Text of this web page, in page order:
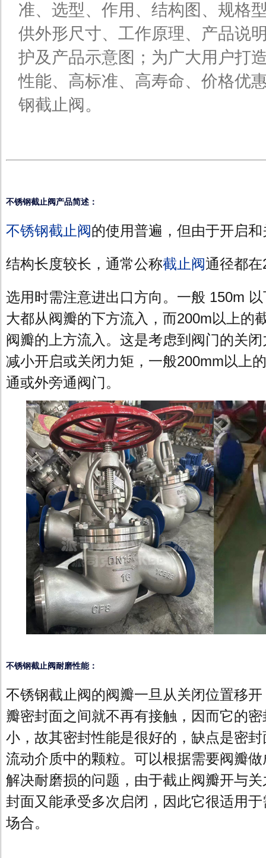
准、选型、作用、结构图、规格
供外形尺寸、工作原理、产品说
护及产品示意图；为广大用户打
性能、高标准、高寿命、价格优
钢截止阀。
不锈钢截止阀产品简述：
不锈钢截止阀的使用普遍，但由于开启
结构长度较长，通常公称截止阀通径都
选用时需注意进出口方向。一般 150m
大都从阀瓣的下方流入，而200m以上的
阀瓣的上方流入。这是考虑到阀门的关
减小开启或关闭力矩，一般200mm以上
通或外旁通阀门。
不锈钢截止阀耐磨性能：
不锈钢截止阀的阀瓣一旦从关闭位置移
瓣密封面之间就不再有接触，因而它的
小，故其密封性能是很好的，缺点是密
流动介质中的颗粒。可以根据需要阀瓣
解决耐磨损的问题，由于截止阀瓣开与
封面又能承受多次启闭，因此它很适用
场合。